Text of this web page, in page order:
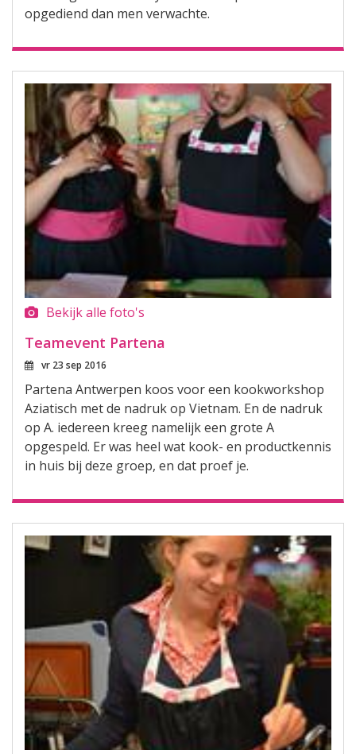
opgediend dan men verwachte.
Bekijk alle foto's
Teamevent Partena
vr 23 sep 2016
Partena Antwerpen koos voor een kookworkshop
Aziatisch met de nadruk op Vietnam. En de nadruk
op A. iedereen kreeg namelijk een grote A
opgespeld. Er was heel wat kook- en productkennis
in huis bij deze groep, en dat proef je.